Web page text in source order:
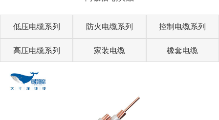
低压电缆系列 防火电缆系列 控制电缆系列
高压电缆系列 家装电缆 橡套电缆